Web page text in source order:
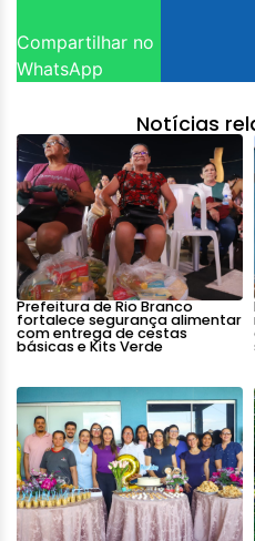
Compartilhar no
WhatsApp
Notícias
Prefeitura de Rio Branco
fortalece segurança alimentar
com entrega de cestas
básicas e Kits Verde